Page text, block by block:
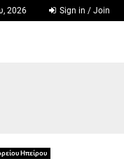
2026 Sign in / Join
Ηπείρου